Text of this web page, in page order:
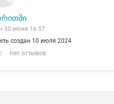
30 июня 16:57
создан 10 июля 2024
Нет отзывов